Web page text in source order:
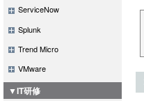
ServiceNow
Splunk
Trend Micro
VMware
▼IT研修